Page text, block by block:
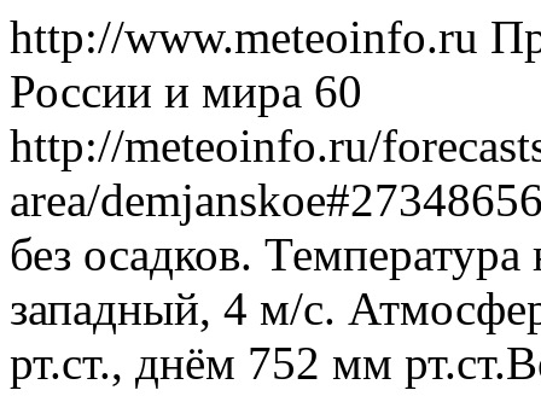
http://www.meteoinfo.ru
России и мира 60
http://meteoinfo.ru/
area/
без осадков.
западный, 4 м/с.
рт.ст., днём 752 мм